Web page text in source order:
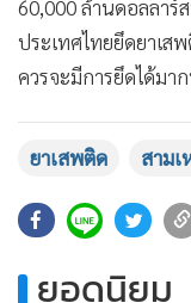
60,000 ล้านดอลลา
ประเทศไทยยึดยาเส
ควรจะมีการยึดได้มา
ยาเสพติด สามเ
ยอดนิยม